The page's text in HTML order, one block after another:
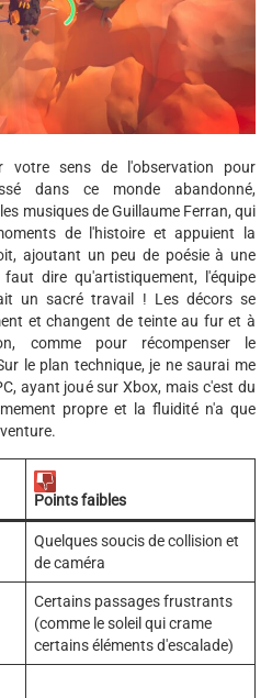
sens de l'observation pour
dans ce monde abandonné,
musiques de Guillaume Ferran, qui
de l'histoire et appuient la
ajoutant un peu de poésie à une
dire qu'artistiquement, l'équipe
un sacré travail ! Les décors se
et changent de teinte au fur et à
comme pour récompenser le
le plan technique, je ne saurai me
ayant joué sur Xbox, mais c'est du
propre et la fluidité n'a que
Points faibles
Quelques soucis de collision et
de caméra
Certains passages frustrants
(comme le soleil qui crame
certains éléments d'escalade)